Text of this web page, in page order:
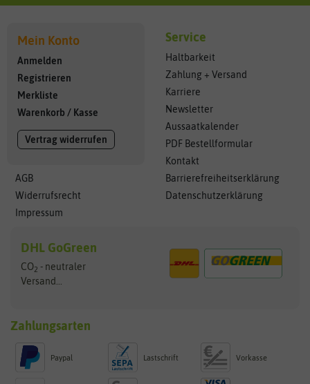
Mein Konto
Anmelden
Registrieren
Merkliste
Warenkorb / Kasse
Vertrag widerrufen
AGB
Widerrufsrecht
Impressum
Service
Haltbarkeit
Zahlung + Versand
Karriere
Newsletter
Aussaatkalender
PDF Bestellformular
Kontakt
Barrierefreiheitserklärung
Datenschutzerklärung
DHL GoGreen
CO2 - neutraler
Versand...
Zahlungsarten
Paypal Lastschrift Vorkasse